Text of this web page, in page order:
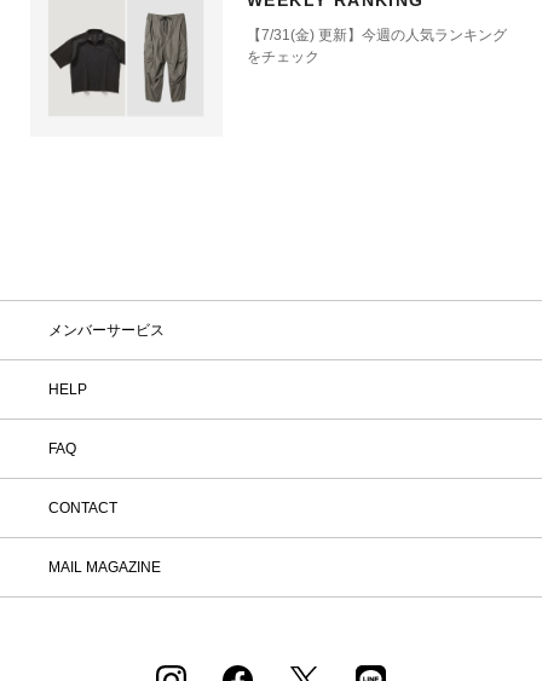
す！この夏は、無理して暑い中お出かけ
しなくても大丈夫。お家で涼しく、新し
いお気に入りを見つけてみませんか？
下の場合は返品をお受けできませんので
直しや洗濯、クリーニングされた商品
【7/31(金) 更新】今週の人気ランキング
をチェック
メンバーサービス
HELP
FAQ
CONTACT
MAIL MAGAZINE